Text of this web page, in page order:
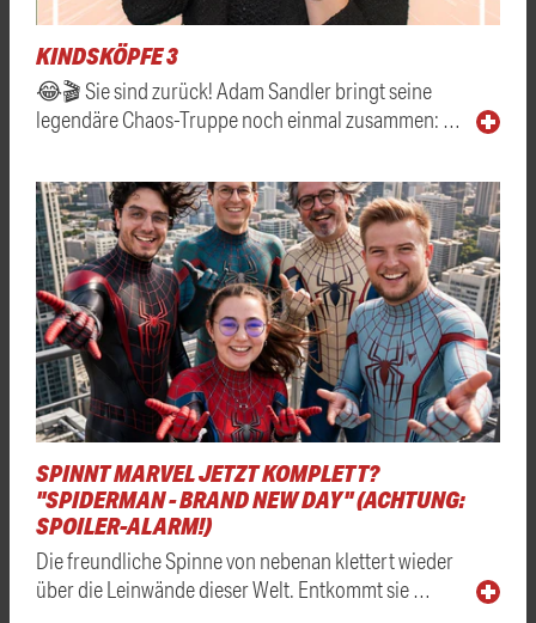
KINDSKÖPFE 3
😂🎬 Sie sind zurück! Adam Sandler bringt seine
legendäre Chaos-Truppe noch einmal zusammen: …
SPINNT MARVEL JETZT KOMPLETT?
"SPIDERMAN - BRAND NEW DAY" (ACHTUNG:
SPOILER-ALARM!)
Die freundliche Spinne von nebenan klettert wieder
über die Leinwände dieser Welt. Entkommt sie …